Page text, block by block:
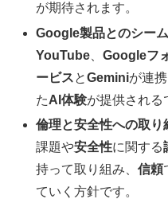
が期待されます。
Google製品とのシー
YouTube 、Googleフ
ービスとGeminiが連
たAI体験が提供される
倫理と安全性への取り
課題や安全性に関する
持って取り組み、信頼
ていく方針です。